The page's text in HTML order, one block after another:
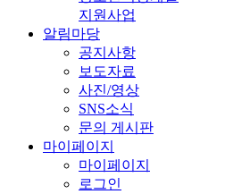
지원사업
알림마당
공지사항
보도자료
사진/영상
SNS소식
문의 게시판
마이페이지
마이페이지
로그인